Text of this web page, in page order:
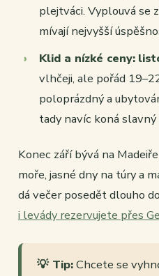
plejtváci. Vyplouvá se
mívají nejvyšší
Klid a nízké ceny:
vlhčeji, ale pořád
poloprázdný a
tady navíc koná
Konec září bývá na
moře, jasné dny na túry a
dá večer posedět dlouho
i levády rezervujete přes
💡 Tip:Chcete se